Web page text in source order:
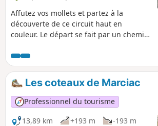
Affutez vos mollets et partez à la
découverte de ce circuit haut en
couleur. Le départ se fait par un chemin
paysans qui se rendaient au marché
dans un village plus haut. Vous alternez
ensuite bois et petites routes mais une
chose est sûre, vous vous fondrez dans
la nature. Le circuit labélisé PR® est
panneauté par le célèbre code couleur
Jaune.
Les coteaux de Marciac
Professionnel du tourisme
13,89 km
+193 m
-193 m